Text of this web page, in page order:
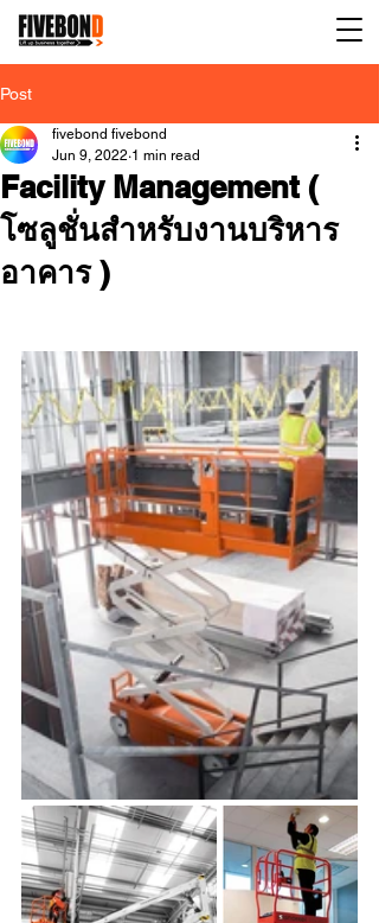
Post
Facility Management (
โซลูชั่นสำหรับงานบริหาร
อาคาร )
fivebond fivebond
Jun 9, 2022 1 min read